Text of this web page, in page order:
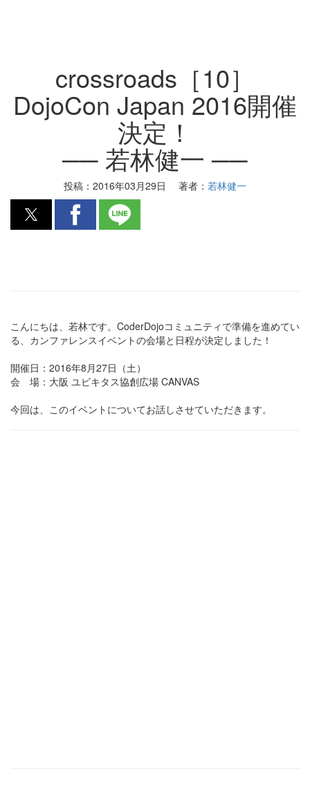
crossroads［10］
DojoCon Japan 2016開催
決定！
── 若林健一 ──
投稿： 2016年03月29日 著者： 若林健一
こんにちは、若林です。CoderDojoコミュニティで準備を進めてい
る、カンファレンスイベントの会場と日程が決定しました！
開催日：2016年8月27日（土）
会 場：大阪 ユビキタス協創広場 CANVAS
今回は、このイベントについてお話しさせていただきます。